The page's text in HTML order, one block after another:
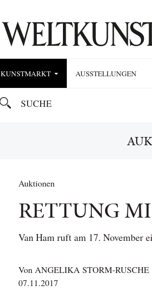
KUNSTMARKT AUSSTELLUNGEN
Auktionen
RETTUNG
Van Ham ruft am 17. November
Von ANGELIKA STORM-RUSCHE
07.11.2017